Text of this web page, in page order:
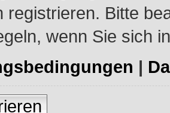
registrieren. Bitte
wenn Sie sich
|